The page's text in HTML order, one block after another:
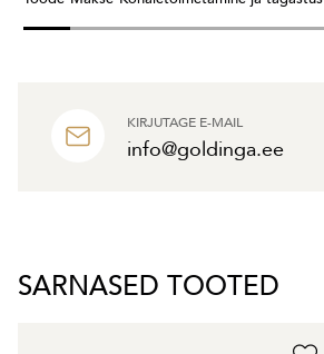
KIRJUTAGE E-MAIL
info@goldinga.ee
SARNASED TOOTED